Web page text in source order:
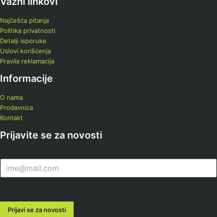
Najčešća pitanja
Politika privatnosti
Detalji isporuke
Uslovi korišćenja
Pravila reklamacija
Informacije
O nama
Prodavnica
Kontakt
Prijavite se za novosti
m
l
Prijavi se za novosti